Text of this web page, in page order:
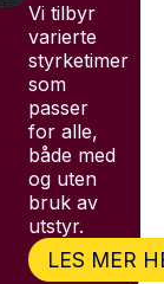
Vi tilbyr
varierte
styrketimer
som
passer
for alle,
både med
og uten
bruk av
utstyr.
LES MER